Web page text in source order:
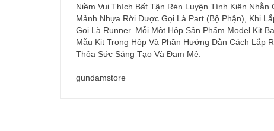
Niềm Vui Thích Bất Tận Rèn Luyện Tính Kiên
Mảnh Nhựa Rời Được Gọi Là Part (Bộ Phận), Khi
Gọi Là Runner. Mỗi Một Hộp Sản Phẩm Model Kit
Mẫu Kit Trong Hộp Và Phần Hướng Dẫn Cách Lắp
Thỏa Sức Sáng Tạo Và Đam Mê.
gundamstore